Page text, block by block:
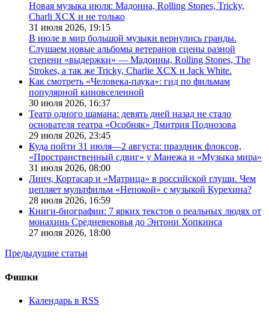
Новая музыка июля: Мадонна, Rolling Stones, Tricky,
Charli XCX и не только
31 июля 2026, 19:15
В июле в мир большой музыки вернулись гранды.
Слушаем новые альбомы ветеранов сцены разной
степени «выдержки» — Мадонны, Rolling Stones, The
Strokes, а так же Tricky, Charlie XCX и Jack White.
Как смотреть «Человека-паука»: гид по фильмам
популярной киновселенной
30 июля 2026, 16:37
Театр одного шамана: девять дней назад не стало
основателя театра «Особняк» Дмитрия Поднозова
29 июля 2026, 23:45
Куда пойти 31 июля—2 августа: праздник флоксов,
«Пространственный сдвиг» у Манежа и «Музыка мира»
31 июля 2026, 08:00
Линч, Кортасар и «Матрица» в российской глуши. Чем
цепляет мультфильм «Непокой» с музыкой Курехина?
28 июля 2026, 16:59
Книги-биографии: 7 ярких текстов о реальных людях от
монахинь Средневековья до Энтони Хопкинса
27 июля 2026, 18:00
Предыдущие статьи
Фишки
Календарь в RSS